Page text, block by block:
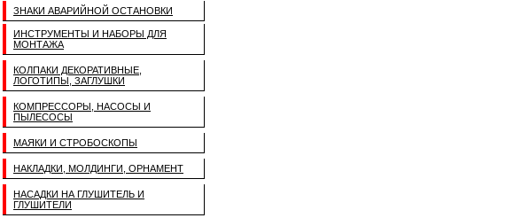
ЗНАКИ АВАРИЙНОЙ ОСТАНОВКИ
ИНСТРУМЕНТЫ И НАБОРЫ ДЛЯ
МОНТАЖА
КОЛПАКИ ДЕКОРАТИВНЫЕ,
ЛОГОТИПЫ, ЗАГЛУШКИ
КОМПРЕССОРЫ, НАСОСЫ И
ПЫЛЕСОСЫ
МАЯКИ И СТРОБОСКОПЫ
НАКЛАДКИ, МОЛДИНГИ, ОРНАМЕНТ
НАСАДКИ НА ГЛУШИТЕЛЬ И
ГЛУШИТЕЛИ